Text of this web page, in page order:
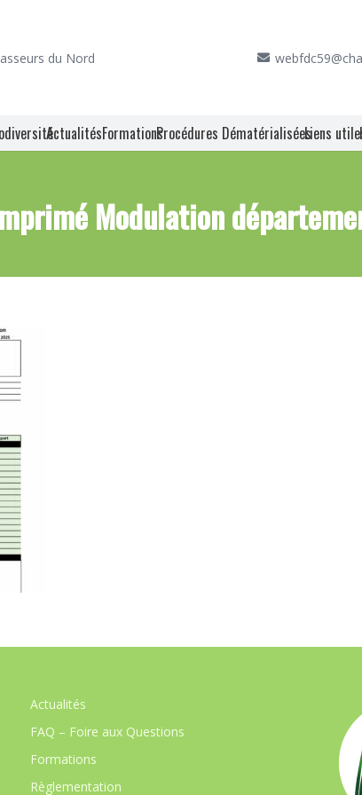
du Nord
ActualitésFormationsProcédures DématérialiséesLiens
Modulation
Actualités
FAQ – Foire aux Questions
Formations
Règlementation